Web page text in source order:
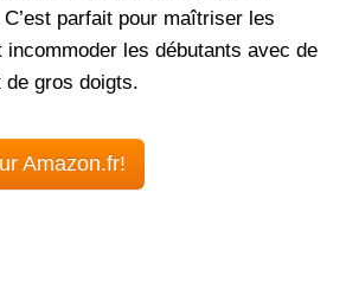
parfait pour maîtriser les
les débutants avec de
gros doigts.
Amazon.fr!